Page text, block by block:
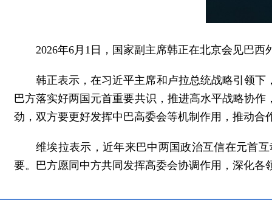
2026年6月1日，国家副主席韩正在北京会见巴西
韩正表示，在习近平主席和卢拉总统战略引领
巴方落实好两国元首重要共识，推进高水平战略协
劲，双方要更好发挥中巴高委会等机制作用，推动
维埃拉表示，近年来巴中两国政治互信在元首
要。巴方愿同中方共同发挥高委会协调作用，深化各